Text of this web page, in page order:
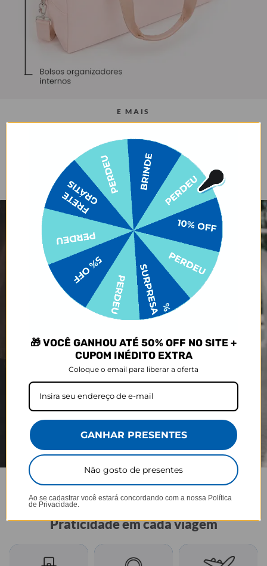
E MAIS
Bolso safe com zíper
escondido
Tecido mais
estruturado
Alça carona para
encaixe em malas de
rodinha
Praticidade em cada viagem
🎁 VOCÊ GANHOU ATÉ 50% OFF NO SITE +
CUPOM INÉDITO EXTRA
Coloque o email para liberar a oferta
GANHAR PRESENTES
Não gosto de presentes
Ao se cadastrar você estará concordando com a nossa Política
de Privacidade.